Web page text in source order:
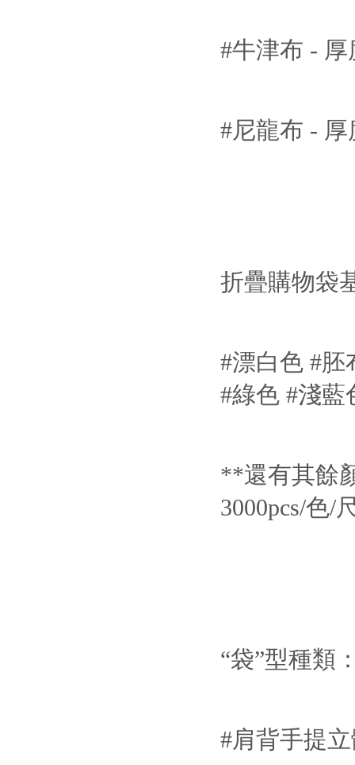
#牛津布 - 厚
#尼龍布 - 厚
折疊購物袋
#漂白色 #胚
#綠色 #淺藍
**還有其餘
3000pcs/色/
“袋”型種類
#肩背手提